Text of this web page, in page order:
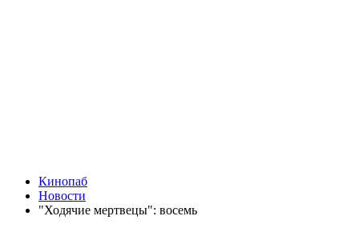
Кинопаб
Новости
"Ходячие мертвецы": восемь